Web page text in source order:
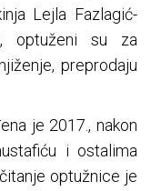
Lejla Fazlagić-
optuženi su za
preprodaju
je 2017., nakon
i ostalima
optužnice je